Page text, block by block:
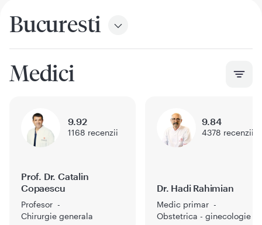
Bucuresti
Medici
Prof. Dr. Catalin
Copaescu
Profesor
Chirurgie generala
9.92
1168 recenzii
Dr. Hadi Rahimian
Medic primar
Obstetrica - ginecologie
9.84
4378 recenzii